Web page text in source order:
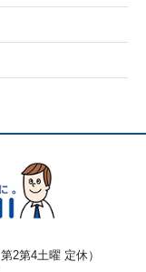
2第4土曜 定休）